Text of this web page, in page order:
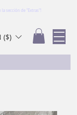
sección de "Extras"!
($)